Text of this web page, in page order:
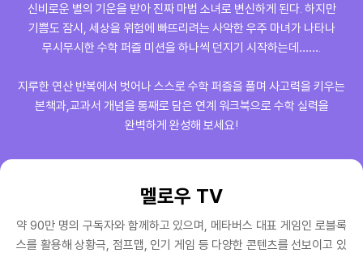
신비로운 별의 기운을 받아 진짜 마법 소녀로 변신하게 된다. 하지만
기쁨도 잠시, 세상을 위험에 빠뜨리려는 사악한 우주 마녀가 나타나
무시무시한 수학 퍼즐 미션을 하나씩 던지기 시작하는데…….
지루한 연산 반복에서 벗어나 스스로 수학 퍼즐을 풀며 사고력을 키우는
본책과,교과서 개념을 통째로 담은 연계 워크북으로 수학 실력을
완벽하게 완성해 보세요!
멜로우 TV
약 90만 명의 구독자와 함께하고 있으며, 메타버스 대표 게임인 로블록
스를 활용해 상황극, 점프맵, 인기 게임 등 다양한 콘텐츠를 선보이고 있